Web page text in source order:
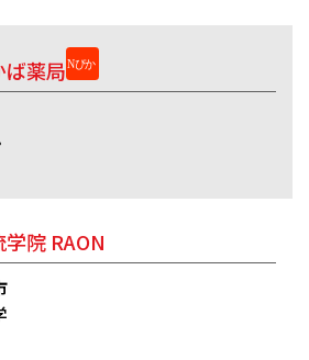
薬局
院 RAON